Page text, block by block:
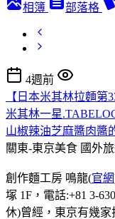
相簿 部落格
4週前
【日本米其林拉麵
米其林一星
山椒辣油芝麻醬肉醬
關東-東京美食 國外
創作麵工房 鳴龍(官網
塚 1F，電話:+81 3-
休)曾經，東京有幾